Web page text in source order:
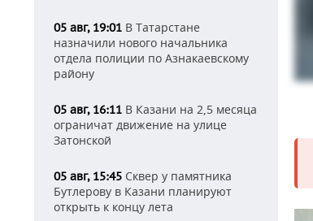
05 авг, 19:01 В Татарстане
назначили нового начальника
отдела полиции по Азнакаевскому
району
05 авг, 16:11 В Казани на 2,5 месяца
ограничат движение на улице
Затонской
05 авг, 15:45 Сквер у памятника
Бутлерову в Казани планируют
открыть к концу лета